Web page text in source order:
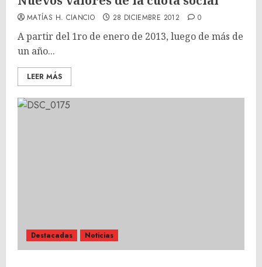
MATÍAS H. CIANCIO 28 DICIEMBRE 2012 0
A partir del 1ro de enero de 2013, luego de más de
un año...
LEER MÁS
Destacadas Noticias